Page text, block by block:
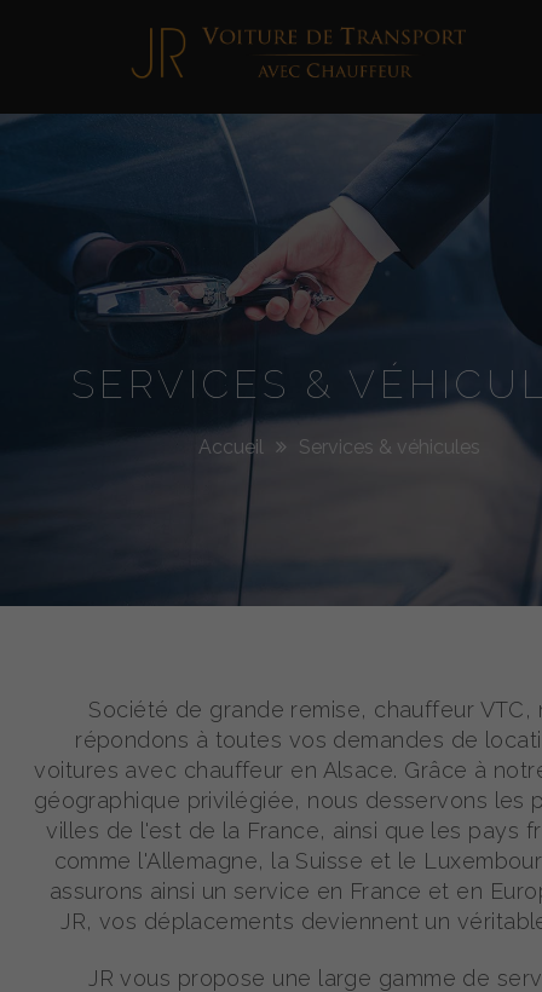
Jimmy
Roellinger
SERVICES &
Accueil Services & véhicules
Société de grande remise, chauffeur VTC,
répondons à toutes vos demandes de
voitures avec chauffeur en Alsace. Grâce à
géographique privilégiée, nous desservons les
villes de l'est de la France, ainsi que les pays
comme l'Allemagne, la Suisse et le
assurons ainsi un service en France et en
JR, vos déplacements deviennent un
JR vous propose une large gamme de